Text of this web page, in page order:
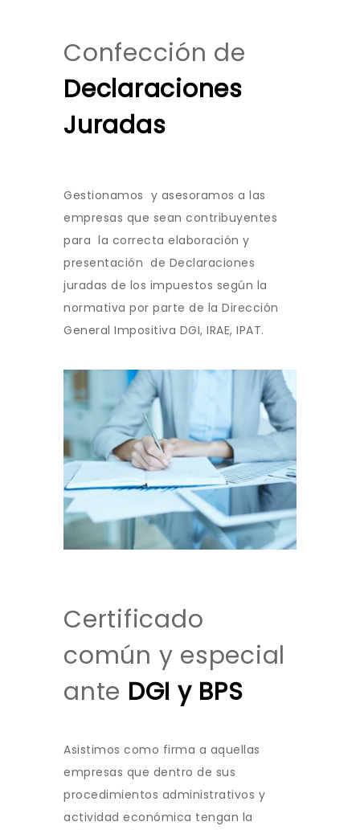
Confección de
Declaraciones
Juradas
Gestionamos y asesoramos a las
empresas que sean contribuyentes
para la correcta elaboración y
presentación de Declaraciones
juradas de los impuestos según la
normativa por parte de la Dirección
General Impositiva DGI, IRAE, IPAT.
Certificado
común y especial
ante DGI y BPS
Asistimos como firma a aquellas
empresas que dentro de sus
procedimientos administrativos y
actividad económica tengan la